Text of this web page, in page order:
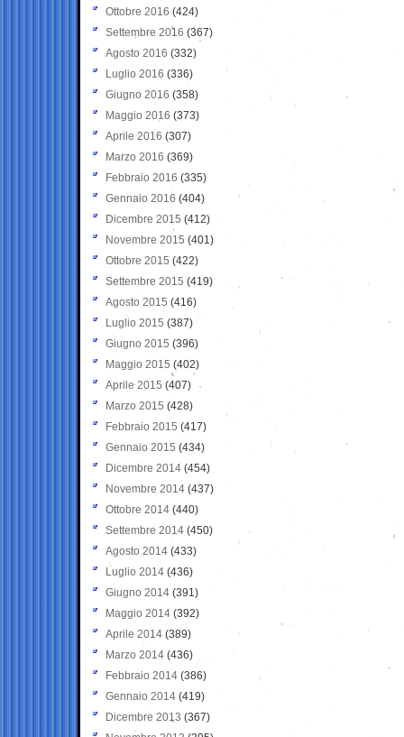
Ottobre 2016 (424)
Settembre 2016 (367)
Agosto 2016 (332)
Luglio 2016 (336)
Giugno 2016 (358)
Maggio 2016 (373)
Aprile 2016 (307)
Marzo 2016 (369)
Febbraio 2016 (335)
Gennaio 2016 (404)
Dicembre 2015 (412)
Novembre 2015 (401)
Ottobre 2015 (422)
Settembre 2015 (419)
Agosto 2015 (416)
Luglio 2015 (387)
Giugno 2015 (396)
Maggio 2015 (402)
Aprile 2015 (407)
Marzo 2015 (428)
Febbraio 2015 (417)
Gennaio 2015 (434)
Dicembre 2014 (454)
Novembre 2014 (437)
Ottobre 2014 (440)
Settembre 2014 (450)
Agosto 2014 (433)
Luglio 2014 (436)
Giugno 2014 (391)
Maggio 2014 (392)
Aprile 2014 (389)
Marzo 2014 (436)
Febbraio 2014 (386)
Gennaio 2014 (419)
Dicembre 2013 (367)